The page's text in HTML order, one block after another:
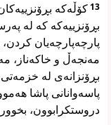
13کۆڵەکە
بڕۆنزییەکە کە لە
پارچەپارچەیان
مەنجەڵ و خاکەناز،
بڕۆنزانەی لە
پاسەوانانی پاشا
دروستکرابوون،